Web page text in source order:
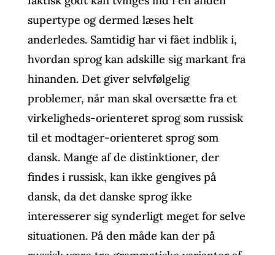
supertype og dermed læses helt
anderledes. Samtidig har vi fået indblik i,
hvordan sprog kan adskille sig markant fra
hinanden. Det giver selvfølgelig
problemer, når man skal oversætte fra et
virkeligheds-orienteret sprog som russisk
til et modtager-orienteret sprog som
dansk. Mange af de distinktioner, der
findes i russisk, kan ikke gengives på
dansk, da det danske sprog ikke
interesserer sig synderligt meget for selve
situationen. På den måde kan der på